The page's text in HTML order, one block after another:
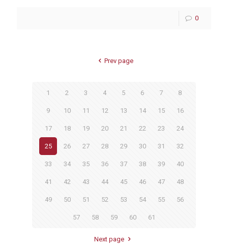
0
Prev page
1 2 3 4 5 6 7 8
9 10 11 12 13 14 15 16
17 18 19 20 21 22 23 24
25 26 27 28 29 30 31 32
33 34 35 36 37 38 39 40
41 42 43 44 45 46 47 48
49 50 51 52 53 54 55 56
57 58 59 60 61
Next page